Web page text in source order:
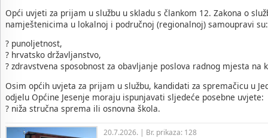
Opći uvjeti za prijam u službu u skladu s člankom 12. Zakona o
namještenicima u lokalnoj i područnoj (regionalnoj) samoupravi su:
? punoljetnost,
? hrvatsko državljanstvo,
? zdravstvena sposobnost za obavljanje poslova radnog mjesta na
Osim općih uvjeta za prijam u službu, kandidati za spremačicu u
odjelu Općine Jesenje moraju ispunjavati sljedeće posebne uvjete:
? niža stručna sprema ili osnovna škola.
20.7.2026. | Br. prikaza: 128